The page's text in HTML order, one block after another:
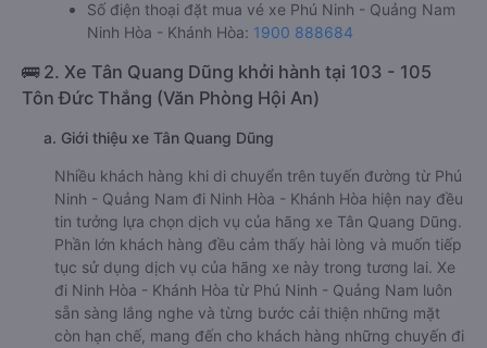
Số điện thoại đặt mua vé xe Phú Ninh - Quảng Nam
Ninh Hòa - Khánh Hòa: 1900 888684
🚌 2. Xe Tân Quang Dũng khởi hành tại 103 - 105
Tôn Đức Thắng (Văn Phòng Hội An)
a. Giới thiệu xe Tân Quang Dũng
Nhiều khách hàng khi di chuyển trên tuyến đường từ Phú
Ninh - Quảng Nam đi Ninh Hòa - Khánh Hòa hiện nay đều
tin tưởng lựa chọn dịch vụ của hãng xe Tân Quang Dũng.
Phần lớn khách hàng đều cảm thấy hài lòng và muốn tiếp
tục sử dụng dịch vụ của hãng xe này trong tương lai. Xe
đi Ninh Hòa - Khánh Hòa từ Phú Ninh - Quảng Nam luôn
sẵn sàng lắng nghe và từng bước cải thiện những mặt
còn hạn chế, mang đến cho khách hàng những chuyến đi